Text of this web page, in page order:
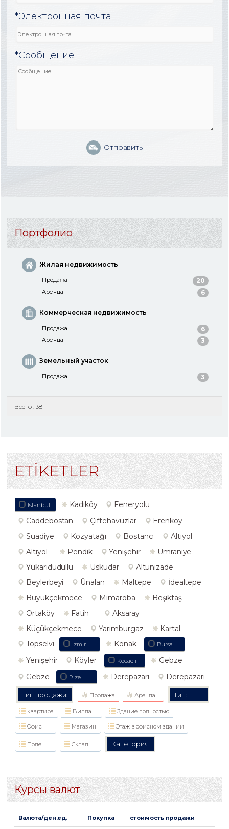
*Электронная почта
*Сообщение
Отправить
Портфолио
Жилая недвижимость
Продажа 20
Аренда 6
Коммерческая недвижимость
Продажа 6
Аренда 3
Земельный участок
Продажа 3
Всего : 38
ETİKETLER
Istanbul Kadıköy
Feneryolu
Caddebostan
Çiftehavuzlar
Erenköy
Suadiye
Kozyatağı Bostancı
Altıyol
Altıyol
Pendik Yenişehir
Ümraniye
Yukarıdudullu
Üsküdar
Altunizade
Beylerbeyi
Ünalan Maltepe
İdealtepe
Büyükçekmece
Mimaroba
Beşiktaş
Ortaköy
Fatih
Aksaray
Küçükçekmece
Yarımburgaz
Kartal
Topselvi
Izmir Konak Bursa
Yenişehir Köyler Kocaeli
Gebze
Gebze
Rize Derepazarı Derepazarı
Тип продажи: Продажа Аренда Тип:
квартира Вилла Здание полностью
Офис Магазин Этаж в офисном здании
Поле Склад Категория:
Курсы валют
Валюта/ден.ед. Покупка стоимость продажи